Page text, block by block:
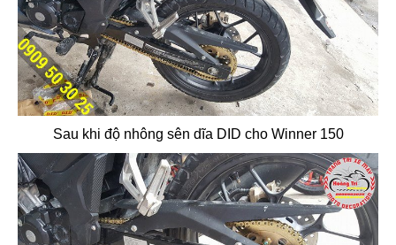
Sau khi độ nhông sên dĩa DID cho Winner 150